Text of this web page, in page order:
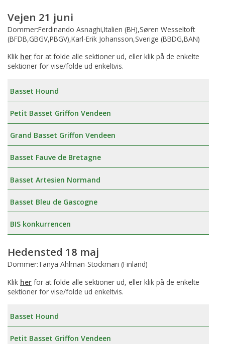
Vejen 21 juni
Dommer:Ferdinando Asnaghi,Italien (BH),Søren Wesseltoft
(BFDB,GBGV,PBGV),Karl-Erik Johansson,Sverige (BBDG,BAN)
Klik her for at folde alle sektioner ud, eller klik på de enkelte
sektioner for vise/folde ud enkeltvis.
Basset Hound
Petit Basset Griffon Vendeen
Grand Basset Griffon Vendeen
Basset Fauve de Bretagne
Basset Artesien Normand
Basset Bleu de Gascogne
BIS konkurrencen
Hedensted 18 maj
Dommer:Tanya Ahlman-Stockmari (Finland)
Klik her for at folde alle sektioner ud, eller klik på de enkelte
sektioner for vise/folde ud enkeltvis.
Basset Hound
Petit Basset Griffon Vendeen